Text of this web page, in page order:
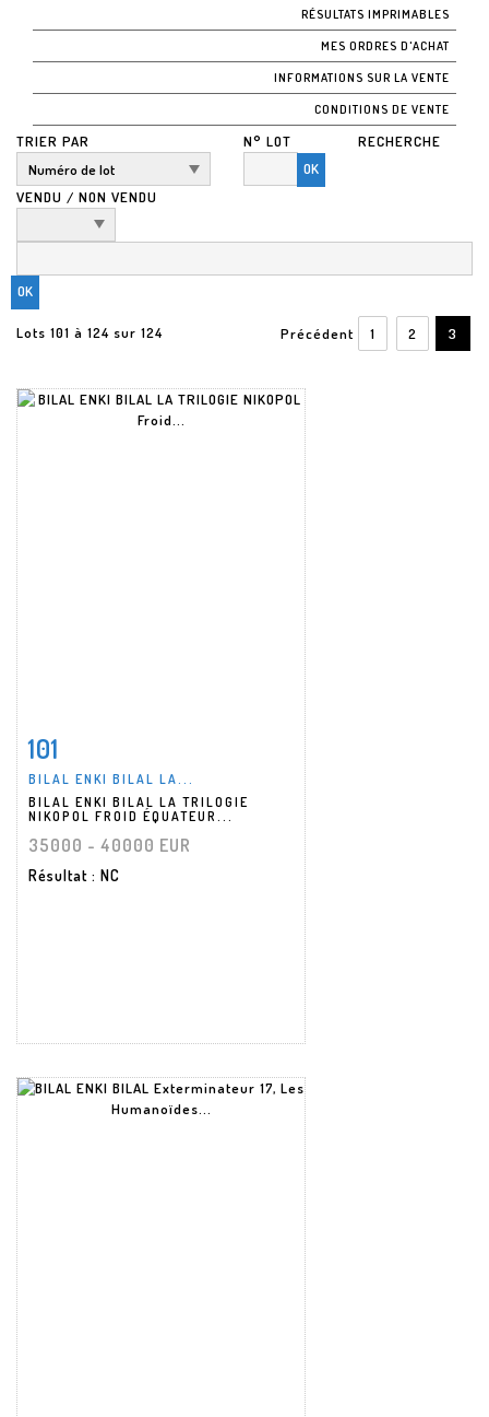
RÉSULTATS IMPRIMABLES
MES ORDRES D'ACHAT
INFORMATIONS SUR LA VENTE
CONDITIONS DE VENTE
TRIER PAR
N° LOT
OK
VENDU / NON VENDU
RECHERCHE
Lots 101 à 124 sur 124 Précédent 1 2 3
Fiche détaillée
101
BILAL ENKI BILAL LA...
BILAL ENKI BILAL LA TRILOGIE
NIKOPOL FROID ÉQUATEUR...
35000 - 40000 EUR
Résultat : NC